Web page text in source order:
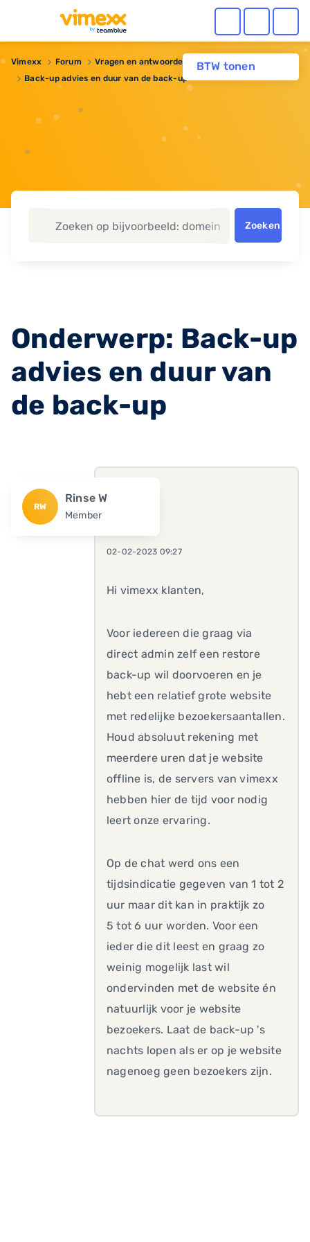
BTW tonen
Vimexx Forum
Vragen en antwoorden
Back-up advies en duur van de back-up
Zoeken
Onderwerp: Back-up
advies en duur van
de back-up
RW
Rinse W
Member
02-02-2023 09:27
Hi vimexx klanten,
Voor iedereen die graag via
direct admin zelf een restore
back-up wil doorvoeren en je
hebt een relatief grote website
met redelijke bezoekersaantallen.
Houd absoluut rekening met
meerdere uren dat je website
offline is, de servers van vimexx
hebben hier de tijd voor nodig
leert onze ervaring.
Op de chat werd ons een
tijdsindicatie gegeven van 1 tot 2
uur maar dit kan in praktijk zo
5 tot 6 uur worden. Voor een
ieder die dit leest en graag zo
weinig mogelijk last wil
ondervinden met de website én
natuurlijk voor je website
bezoekers. Laat de back-up 's
nachts lopen als er op je website
nagenoeg geen bezoekers zijn.